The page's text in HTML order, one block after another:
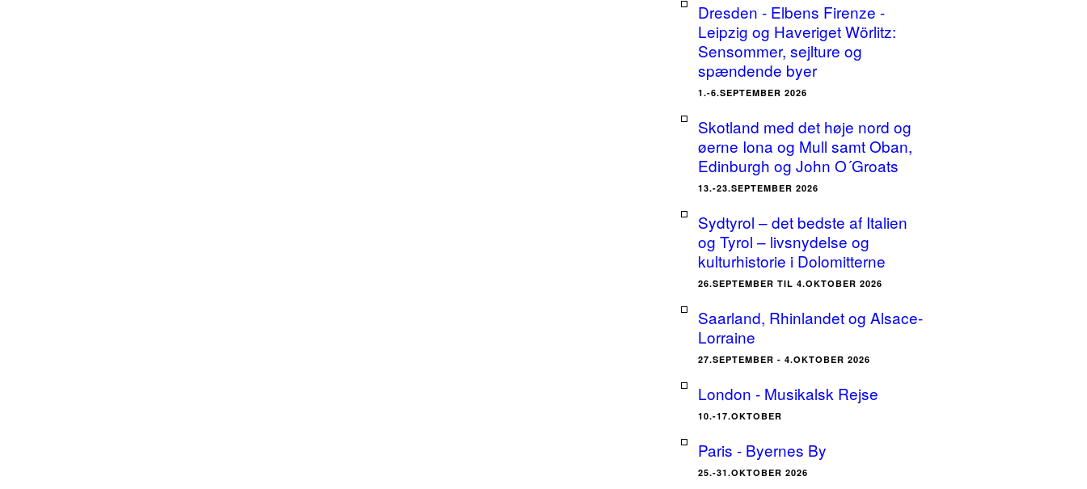
Dresden - Elbens Firenze -
Leipzig og Haveriget Wörlitz:
Sensommer, sejlture og
spændende byer
1.-6.SEPTEMBER 2026
Skotland med det høje nord og
øerne Iona og Mull samt Oban,
Edinburgh og John O´Groats
13.-23.SEPTEMBER 2026
Sydtyrol – det bedste af Italien
og Tyrol – livsnydelse og
kulturhistorie i Dolomitterne
26.SEPTEMBER TIL 4.OKTOBER 2026
Saarland, Rhinlandet og Alsace-
Lorraine
27.SEPTEMBER - 4.OKTOBER 2026
London - Musikalsk Rejse
10.-17.OKTOBER
Paris - Byernes By
25.-31.OKTOBER 2026